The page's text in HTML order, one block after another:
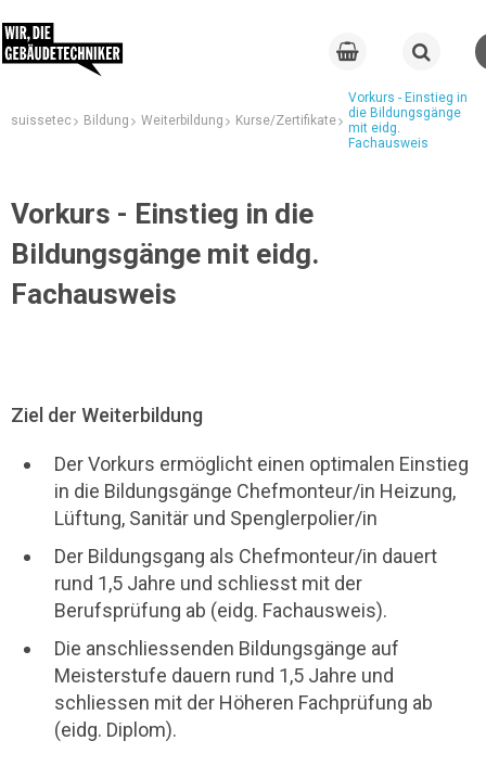
suissetec Bildung Weiterbildung Kurse/Zertifikate
Vorkurs - Einstieg in
die Bildungsgänge
mit eidg.
Fachausweis
Vorkurs - Einstieg in die
Bildungsgänge mit eidg.
Fachausweis
Ziel der Weiterbildung
Der Vorkurs ermöglicht einen optimalen Einstieg
in die Bildungsgänge Chefmonteur/in Heizung,
Lüftung, Sanitär und Spenglerpolier/in
Der Bildungsgang als Chefmonteur/in dauert
rund 1,5 Jahre und schliesst mit der
Berufsprüfung ab (eidg. Fachausweis).
Die anschliessenden Bildungsgänge auf
Meisterstufe dauern rund 1,5 Jahre und
schliessen mit der Höheren Fachprüfung ab
(eidg. Diplom).